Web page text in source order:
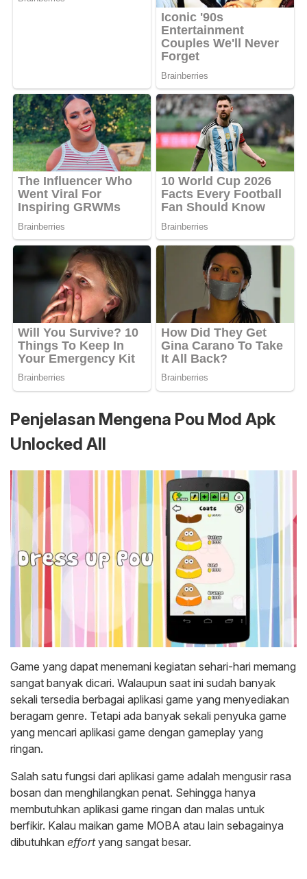
Penjelasan Mengena Pou Mod Apk
Unlocked All
Game yang dapat menemani kegiatan sehari-hari memang
sangat banyak dicari. Walaupun saat ini sudah banyak
sekali tersedia berbagai aplikasi game yang menyediakan
beragam genre. Tetapi ada banyak sekali penyuka game
yang mencari aplikasi game dengan gameplay yang
ringan.
Salah satu fungsi dari aplikasi game adalah mengusir rasa
bosan dan menghilangkan penat. Sehingga hanya
membutuhkan aplikasi game ringan dan malas untuk
berfikir. Kalau maikan game MOBA atau lain sebagainya
dibutuhkan effortyang sangat besar.